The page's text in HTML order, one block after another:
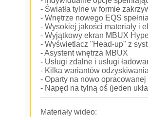
- Światła tylne w formie
- Wnętrze nowego EQS
- Wysokiej jakości materiały i
- Wyjątkowy ekran MBUX
- Wyświetlacz "Head-up" z
- Asystent wnętrza MBUX
- Usługi zdalne i usługi
- Kilka wariantów
- Oparty na nowo
- Napęd na tylną oś (jeden
Materiały wideo: